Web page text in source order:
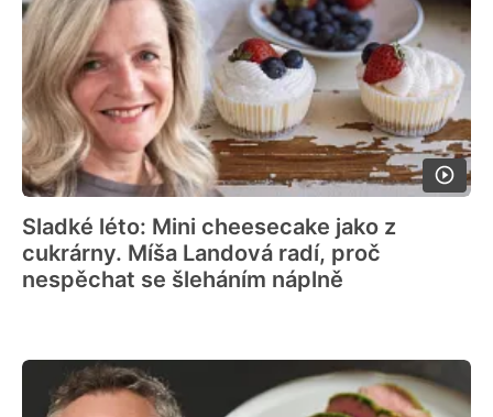
Sladké léto: Mini cheesecake jako z
cukrárny. Míša Landová radí, proč
nespěchat se šleháním náplně